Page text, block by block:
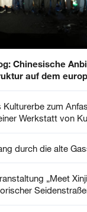
Chinesische
auf dem
Kulturerbe zum
Werkstatt von
durch die alte
„Meet